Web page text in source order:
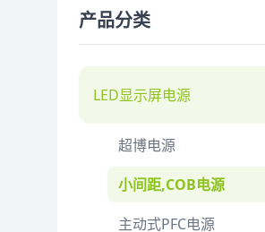
产品分类
LED显示屏电源
超博电源
小间距,COB电源
主动式PFC电源